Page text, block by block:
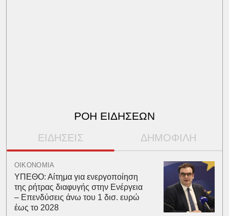
ΡΟΗ ΕΙΔΗΣΕΩΝ
ΕΙΔΗΣΕΙΣ ΔΗΜΟΦΙΛΗ
ΟΙΚΟΝΟΜΙΑ
ΥΠΕΘΟ: Αίτημα για ενεργοποίηση
της ρήτρας διαφυγής στην Ενέργεια
– Επενδύσεις άνω του 1 δισ. ευρώ
έως το 2028